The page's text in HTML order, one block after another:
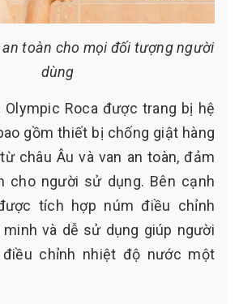
toàn cho mọi đối tượng người
dùng
Olympic Roca được trang bị hệ
gồm thiết bị chống giật hàng
châu Âu và van an toàn, đảm
cho người sử dụng. Bên cạnh
tích hợp núm điều chỉnh
và dễ sử dụng giúp người
điều chỉnh nhiệt độ nước một